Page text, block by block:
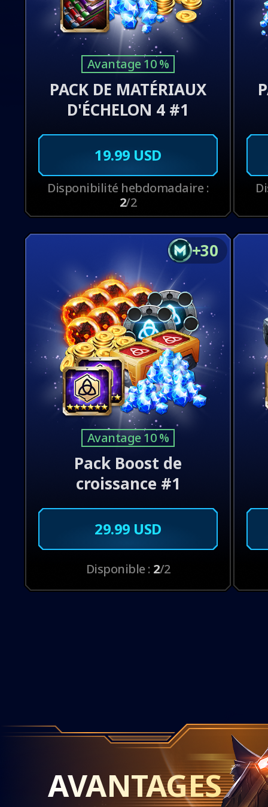
Avantage 10 %
PACK DE MATÉRIAUX
D'ÉCHELON 4 #1
19.99 USD
Disponibilité hebdomadaire :
2/2
+30
Avantage 10 %
Pack Boost de
croissance #1
29.99 USD
Disponible : 2/2
AVANTAGES